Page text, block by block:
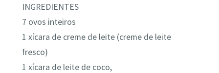
INGREDIENTES
7 ovos inteiros
1 xícara de creme de leite (creme de leite
fresco)
1 xícara de leite de coco,